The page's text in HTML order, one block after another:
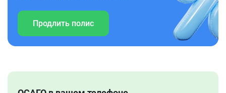
Продлить полис